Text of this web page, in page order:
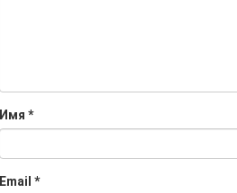
Имя *
Email *